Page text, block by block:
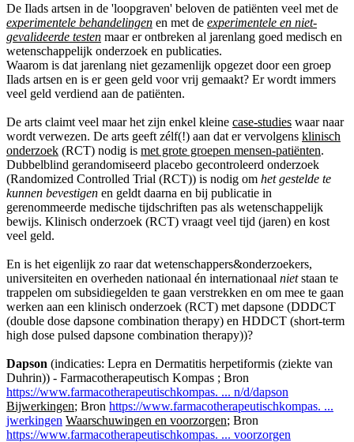
De Ilads artsen in de 'loopgraven' beloven de patiënten veel met de
experimentele behandelingen en met de experimentele en niet-
gevalideerde testen maar er ontbreken al jarenlang goed medisch en
wetenschappelijk onderzoek en publicaties.
Waarom is dat jarenlang niet gezamenlijk opgezet door een groep
Ilads artsen en is er geen geld voor vrij gemaakt? Er wordt immers
veel geld verdiend aan de patiënten.
De arts claimt veel maar het zijn enkel kleine case-studies waar naar
wordt verwezen. De arts geeft zélf(!) aan dat er vervolgens klinisch
onderzoek (RCT) nodig is met grote groepen mensen-patiënten.
Dubbelblind gerandomiseerd placebo gecontroleerd onderzoek
(Randomized Controlled Trial (RCT)) is nodig om het gestelde te
kunnen bevestigen en geldt daarna en bij publicatie in
gerenommeerde medische tijdschriften pas als wetenschappelijk
bewijs. Klinisch onderzoek (RCT) vraagt veel tijd (jaren) en kost
veel geld.
En is het eigenlijk zo raar dat wetenschappers&onderzoekers,
universiteiten en overheden nationaal én internationaal nietstaan te
trappelen om subsidiegelden te gaan verstrekken en om mee te gaan
werken aan een klinisch onderzoek (RCT) met dapsone (DDDCT
(double dose dapsone combination therapy) en HDDCT (short-term
high dose pulsed dapsone combination therapy))?
Dapson (indicaties: Lepra en Dermatitis herpetiformis (ziekte van
Duhrin)) - Farmacotherapeutisch Kompas ; Bron
https://www.farmacotherapeutischkompas. ... n/d/dapson
Bijwerkingen; Bron https://www.farmacotherapeutischkompas. ...
jwerkingen Waarschuwingen en voorzorgen; Bron
https://www.farmacotherapeutischkompas. ... voorzorgen